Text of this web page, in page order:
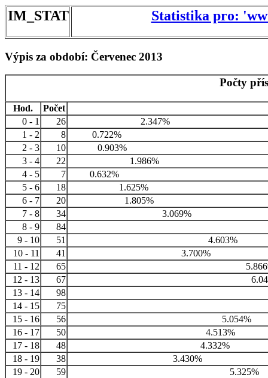
IM_STAT Statistika pro:
Výpis za období: Červenec 2013
Počty
Hod.
Počet
0 - 1
26
2.347%
1 - 2
8
0.722%
2 - 3
10
0.903%
3 - 4
22
1.986%
4 - 5
7
0.632%
5 - 6
18
1.625%
6 - 7
20
1.805%
7 - 8
34
3.069%
8 - 9
84
9 - 10
51
4.603%
10 - 11
41
3.700%
11 - 12
65
12 - 13
67
13 - 14
98
14 - 15
75
15 - 16
56
5.054%
16 - 17
50
4.513%
17 - 18
48
4.332%
18 - 19
38
3.430%
19 - 20
59
5.325%